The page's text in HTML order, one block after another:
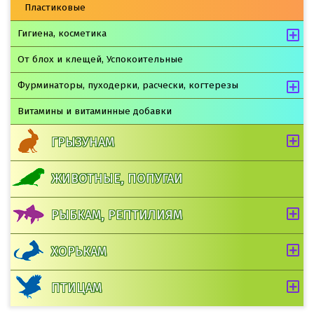
Пластиковые
Гигиена, косметика
От блох и клещей, Успокоительные
Фурминаторы, пуходерки, расчески, когтерезы
Витамины и витаминные добавки
ГРЫЗУНАМ
ЖИВОТНЫЕ, ПОПУГАИ
РЫБКАМ, РЕПТИЛИЯМ
ХОРЬКАМ
ПТИЦАМ